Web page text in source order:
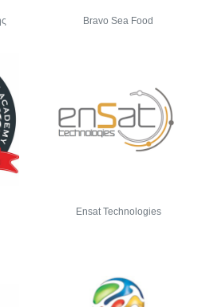
Bravo Sea Food
Ensat Technologies